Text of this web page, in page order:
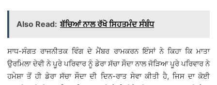
Also Read: ਬੱਚਿਆਂ ਨਾਲ ਰੱਖੋ ਸਿਹਤਮੰਦ ਸੰਬੰਧ
ਸਾਧ-ਸੰਗਤ ਰਾਜਨੀਤਕ ਵਿੰਗ ਦੇ ਮੈਂਬਰ ਰਾਮਕਰਨ ਇੰਸਾਂ ਨੇ ਕਿਹਾ ਕਿ ਮਾਤਾ
ਉਰਮਿਲਾ ਦੇਵੀ ਨੇ ਪੂਰੇ ਪਰਿਵਾਰ ਨੂੰ ਡੇਰਾ ਸੱਚਾ ਸੌਦਾ ਨਾਲ ਜੋੜਿਆ ਪੂਰੇ ਪਰਿਵਾਰ ਨੇ
ਹਮੇਸ਼ਾ ਤੋਂ ਹੀ ਡੇਰਾ ਸੱਚਾ ਸੌਦਾ ਦੀ ਦਿਨ-ਰਾਤ ਸੇਵਾ ਕੀਤੀ ਹੈ, ਜਿਸ ਦਾ ਕੋਈ